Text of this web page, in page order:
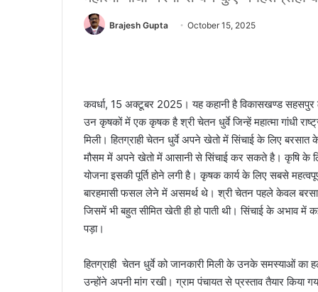
Brajesh Gupta October 15, 2025
कवर्धा, 15 अक्टूबर 2025। यह कहानी है विकासखण्ड सहसपुर
उन कृषकों में एक कृषक है श्री चेतन धुर्वे जिन्हें महात्मा गांधी
मिली। हितग्राही चेतन धुर्वे अपने खेतो में सिंचाई के लिए बरसात
मौसम में अपने खेतो में आसानी से सिंचाई कर सकते है। कृषि के
योजना इसकी पूर्ति होने लगी है। कृषक कार्य के लिए सबसे
बारहमासी फसल लेने में असमर्थ थे। श्री चेतन पहले केवल
जिसमें भी बहुत सीमित खेती ही हो पाती थी। सिंचाई के अभाव
पड़ा।
हितग्राही चेतन धुर्वे को जानकारी मिली के उनके समस्याओं का
उन्होंने अपनी मांग रखी। ग्राम पंचायत से प्रस्ताव तैयार